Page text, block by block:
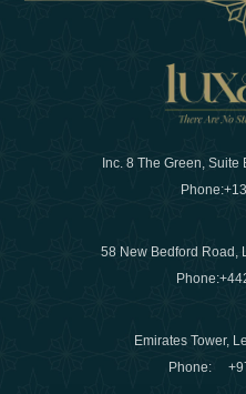
Inc. 8 The Green, Suite
Phone:
58 New Bedford Road,
Phone:
Emirates Tower,
Phone: